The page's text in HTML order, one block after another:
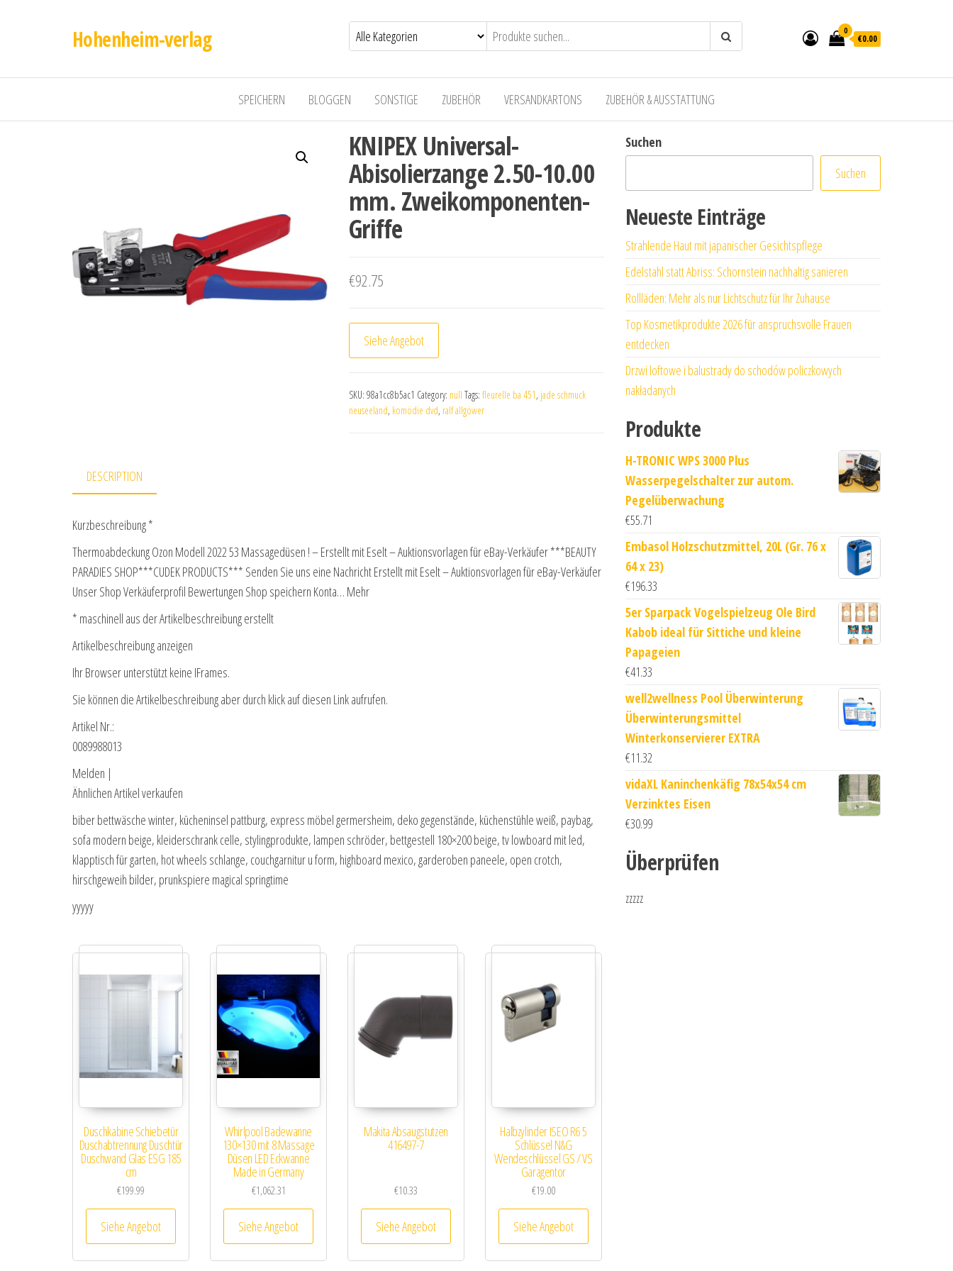
Hohenheim-verlag 0
€0.00
SPEICHERN BLOGGEN SONSTIGE ZUBEHÖR VERSANDKARTONS ZUBEHÖR & AUSSTATTUNG
KNIPEX Universal-
Abisolierzange 2.50-10.00
mm. Zweikomponenten-
Griffe
€92.75
Siehe Angebot
SKU: 98a1cc8b5ac1 Category: null Tags: fleurelle ba 451, jade schmuck
neuseeland, komödie dvd, ralf allgöwer
DESCRIPTION
Kurzbeschreibung *
Thermoabdeckung Ozon Modell 2022 53 Massagedüsen ! – Erstellt mit Eselt – Auktionsvorlagen für eBay-Verkäufer ***BEAUTY
PARADIES SHOP***CUDEK PRODUCTS*** Senden Sie uns eine Nachricht Erstellt mit Eselt – Auktionsvorlagen für eBay-Verkäufer
Unser Shop Verkäuferprofil Bewertungen Shop speichern Konta… Mehr
* maschinell aus der Artikelbeschreibung erstellt
Artikelbeschreibung anzeigen
Ihr Browser unterstützt keine IFrames.
Sie können die Artikelbeschreibung aber durch klick auf diesen Link aufrufen.
Artikel Nr.:
0089988013
Melden |
Ähnlichen Artikel verkaufen
biber bettwäsche winter, kücheninsel pattburg, express möbel germersheim, deko gegenstände, küchenstühle weiß, paybag,
sofa modern beige, kleiderschrank celle, stylingprodukte, lampen schröder, bettgestell 180×200 beige, tv lowboard mit led,
klapptisch für garten, hot wheels schlange, couchgarnitur u form, highboard mexico, garderoben paneele, open crotch,
hirschgeweih bilder, prunkspiere magical springtime
yyyyy
Duschkabine Schiebetür
Duschabtrennung Duschtür
Duschwand Glas ESG 185
cm
€199.99
Siehe Angebot
Whirlpool Badewanne
130×130 mit 8 Massage
Düsen LED Eckwanne
Made in Germany
€1,062.31
Siehe Angebot
Makita Absaugstutzen
416497-7
€10.33
Siehe Angebot
Halbzylinder ISEO R6 5
Schlüssel N&G
Wendeschlüssel GS / VS
Garagentor
€19.00
Siehe Angebot
Suchen
Suchen
Neueste Einträge
Strahlende Haut mit japanischer Gesichtspflege
Edelstahl statt Abriss: Schornstein nachhaltig sanieren
Rollläden: Mehr als nur Lichtschutz für Ihr Zuhause
Top Kosmetikprodukte 2026 für anspruchsvolle Frauen
entdecken
Drzwi loftowe i balustrady do schodów policzkowych
nakładanych
Produkte
H-TRONIC WPS 3000 Plus
Wasserpegelschalter zur autom.
Pegelüberwachung
€55.71
Embasol Holzschutzmittel, 20L (Gr. 76 x
64 x 23)
€196.33
5er Sparpack Vogelspielzeug Ole Bird
Kabob ideal für Sittiche und kleine
Papageien
€41.33
well2wellness Pool Überwinterung
Überwinterungsmittel
Winterkonservierer EXTRA
€11.32
vidaXL Kaninchenkäfig 78x54x54 cm
Verzinktes Eisen
€30.99
Überprüfen
zzzzz